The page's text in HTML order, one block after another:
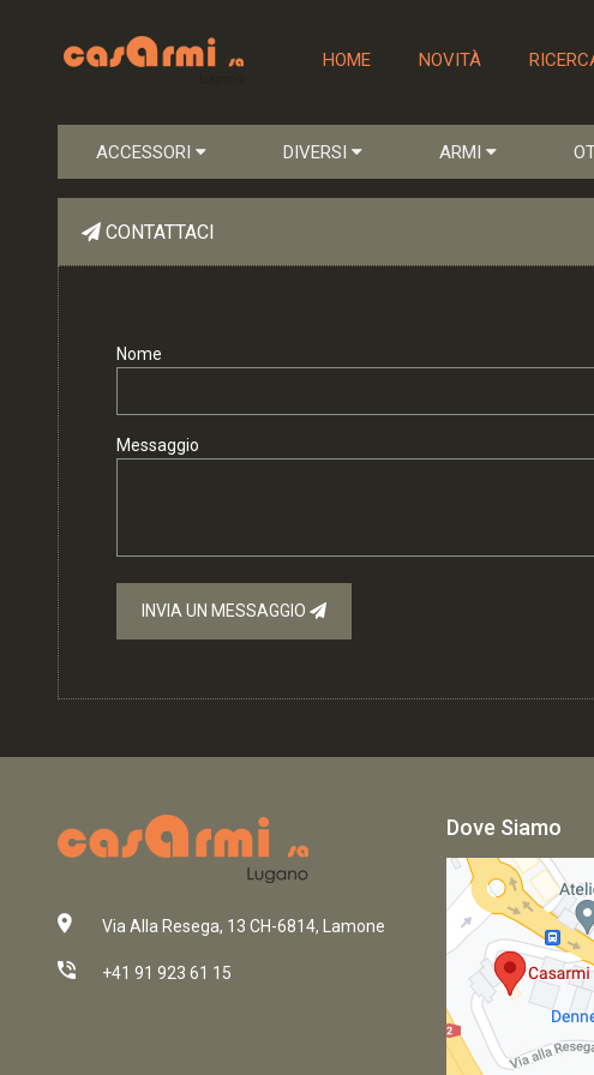
HOME NOVITÀ
ACCESSORI DIVERSI ARMI
CONTATTACI
Nome
Messaggio
INVIA UN MESSAGGIO
Via Alla Resega, 13 CH-6814, Lamone
+41 91 923 61 15
Dove Siamo